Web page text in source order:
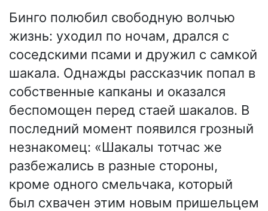
Бинго полюбил свободную волчью
жизнь: уходил по ночам, дрался с
соседскими псами и дружил с самкой
шакала. Однажды рассказчик попал в
собственные капканы и оказался
беспомощен перед стаей шакалов. В
последний момент появился грозный
незнакомец: «Шакалы тотчас же
разбежались в разные стороны,
кроме одного смельчака, который
был схвачен этим новым пришельцем